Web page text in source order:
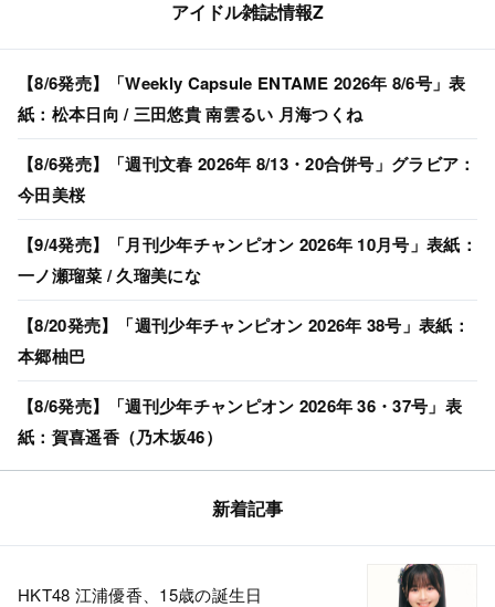
アイドル雑誌情報Z
【8/6発売】「Weekly Capsule ENTAME 2026年 8/6号」表
紙：松本日向 / 三田悠貴 南雲るい 月海つくね
【8/6発売】「週刊文春 2026年 8/13・20合併号」グラビア：
今田美桜
【9/4発売】「月刊少年チャンピオン 2026年 10月号」表紙：
一ノ瀬瑠菜 / 久瑠美にな
【8/20発売】「週刊少年チャンピオン 2026年 38号」表紙：
本郷柚巴
【8/6発売】「週刊少年チャンピオン 2026年 36・37号」表
紙：賀喜遥香（乃木坂46）
新着記事
HKT48 江浦優香、15歳の誕生日